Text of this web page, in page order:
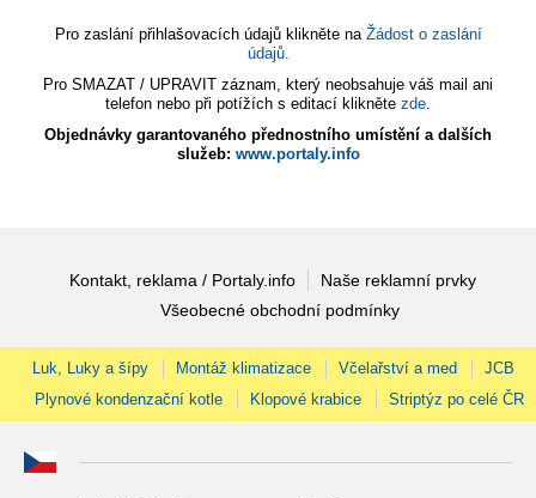
Pro zaslání přihlašovacích údajů klikněte na Žádost o zaslání
údajů.
Pro SMAZAT / UPRAVIT záznam, který neobsahuje váš mail ani
telefon nebo při potížích s editací klikněte zde.
Objednávky garantovaného přednostního umístění a dalších
služeb: www.portaly.info
Kontakt, reklama / Portaly.info
Naše reklamní prvky
Všeobecné obchodní podmínky
Luk, Luky a šípy Montáž klimatizace Včelařství a med
JCB
Plynové kondenzační kotle
Klopové krabice Striptýz po celé ČR